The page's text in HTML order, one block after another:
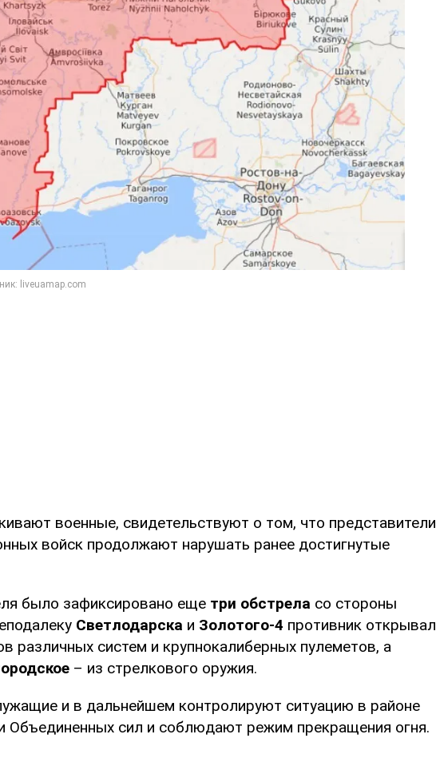
военные, свидетельствуют о том, что представители
войск продолжают нарушать ранее достигнутые
было зафиксировано еще три обстрела со стороны
Светлодарска и Золотого-4 противник открывал
различных систем и крупнокалиберных пулеметов, а
– из стрелкового оружия.
и в дальнейшем контролируют ситуацию в районе
Объединенных сил и соблюдают режим прекращения огня.